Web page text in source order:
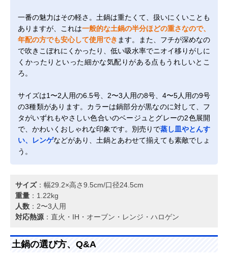
一番の魅力はその軽さ。土鍋は重たくて、扱いにくいことも
ありますが、これは一般的な土鍋の半分ほどの重さなので、
年配の方でも安心して使用でき ます。また、フチが深めなの
で吹きこぼれにくかったり、低い吸水率でニオイ移りがしに
くかったりといった細かな気配りがある点もうれしいとこ
ろ。
サイズは1〜2人用の6.5号、2〜3人用の8号、4〜5人用の9号
の3種類があります。カラーは鍋部分が黒なのに対して、フ
タがいずれもやさしい色合いのベージュとグレーの2色展開
で、かわいくおしゃれな印象です。別売りで蒸し皿やとんす
い、レンゲなどがあり、土鍋とあわせて揃えても素敵でしょ
う。
サイズ：幅29.2×高さ9.5cm/口径24.5cm
重量 ：1.22kg
人数 ：2〜3人用
対応熱源 ：直火・IH・オーブン・レンジ・ハロゲン
土鍋の選び方、Q&A